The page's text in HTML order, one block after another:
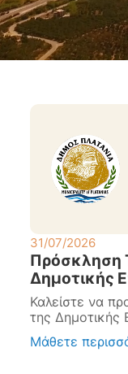
31/07/2026
Πρόσκληση
Δημοτικής
Καλείστε να
της Δημοτικής
Μάθετε